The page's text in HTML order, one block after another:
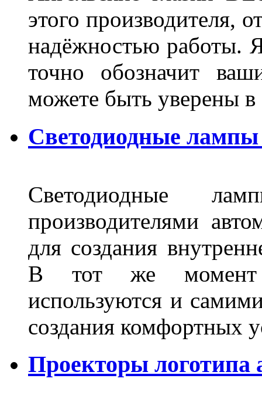
этого производителя,
надёжностью работы.
точно обозначит
можете быть уверены
Светодиодные
Светодиодные
производителями
для создания
В тот же момент
используются и
создания комфортных
Проекторы логотипа